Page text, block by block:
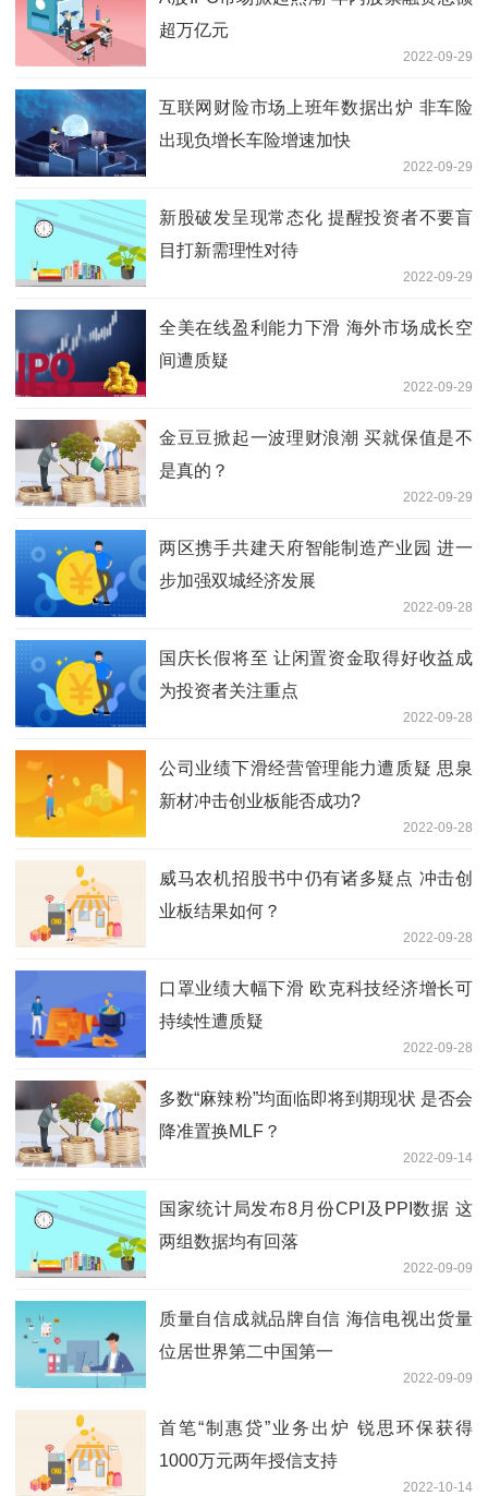
超万亿元
2022-09-29
互联网财险市场上班年数据出炉 非车险
出现负增长车险增速加快
2022-09-29
新股破发呈现常态化 提醒投资者不要盲
目打新需理性对待
2022-09-29
全美在线盈利能力下滑 海外市场成长空
间遭质疑
2022-09-29
金豆豆掀起一波理财浪潮 买就保值是不
是真的？
2022-09-29
两区携手共建天府智能制造产业园 进一
步加强双城经济发展
2022-09-28
国庆长假将至 让闲置资金取得好收益成
为投资者关注重点
2022-09-28
公司业绩下滑经营管理能力遭质疑 思泉
新材冲击创业板能否成功?
2022-09-28
威马农机招股书中仍有诸多疑点 冲击创
业板结果如何？
2022-09-28
口罩业绩大幅下滑 欧克科技经济增长可
持续性遭质疑
2022-09-28
多数“麻辣粉”均面临即将到期现状 是否会
降准置换MLF？
2022-09-14
国家统计局发布8月份CPI及PPI数据 这
两组数据均有回落
2022-09-09
质量自信成就品牌自信 海信电视出货量
位居世界第二中国第一
2022-09-09
首笔“制惠贷”业务出炉 锐思环保获得
1000万元两年授信支持
2022-10-14